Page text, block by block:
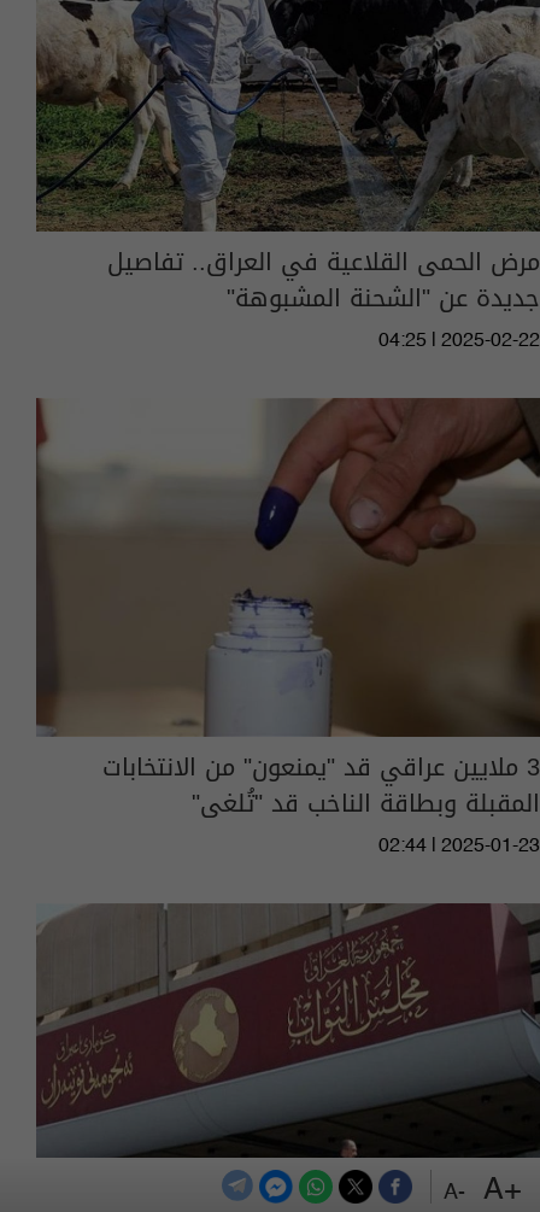
+A
-A
مرض الحمى القلاعية في العراق.. تفاصيل
جديدة عن "الشحنة المشبوهة"
04:25 | 2025-02-22
3 ملايين عراقي قد "يمنعون" من الانتخابات
المقبلة وبطاقة الناخب قد "تُلغى"
02:44 | 2025-01-23